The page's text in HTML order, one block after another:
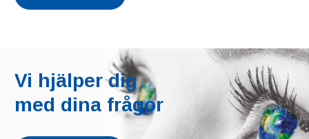
Vi hjälper dig
med dina frågor